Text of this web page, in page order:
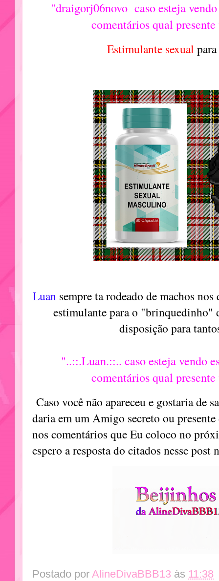
"draigorj06novo caso esteja vendo
comentários qual
Estimulante sexual para
Luan sempre ta rodeado de machos
estimulante para o "brinquedinho"
disposição para
"..::.Luan.::.. caso esteja vendo
comentários qual
Caso você não apareceu e gostaria de
daria em um Amigo secreto ou
nos comentários que Eu coloco no
espero a resposta do citados nesse post
Postado por AlineDivaBBB13 às 11:38